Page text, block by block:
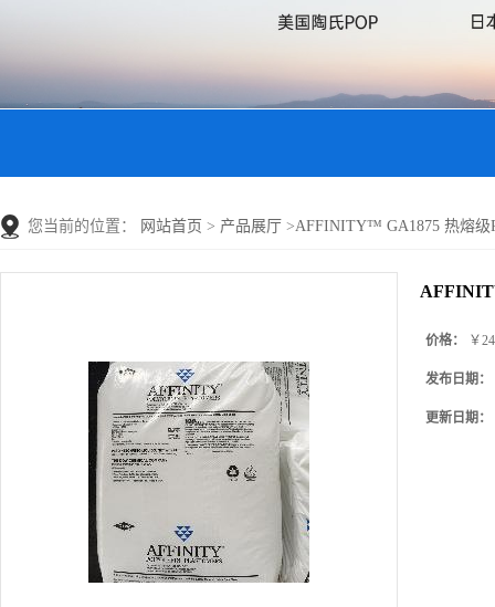
您当前的位置： 网站首页 > 产品展厅 >AFFINITY™ GA1875 热熔级
价格： ￥
发布日期：
更新日期：